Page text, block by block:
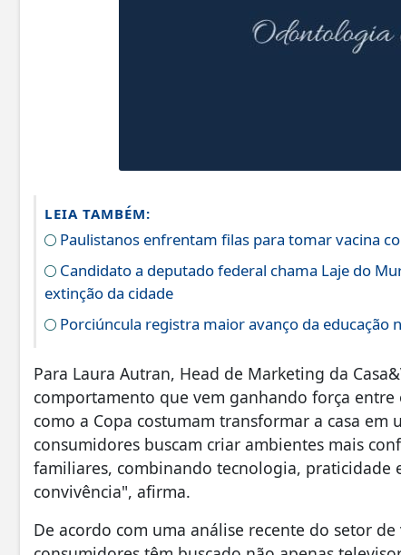
LEIA TAMBÉM:
Paulistanos enfrentam filas para tomar vacina
Candidato a deputado federal chama Laje do
extinção da cidade
Porciúncula registra maior avanço da educação
Para Laura Autran, Head de Marketing da
comportamento que vem ganhando força
como a Copa costumam transformar a casa
consumidores buscam criar ambientes mais
familiares, combinando tecnologia, praticidade
convivência", afirma.
De acordo com uma análise recente do setor